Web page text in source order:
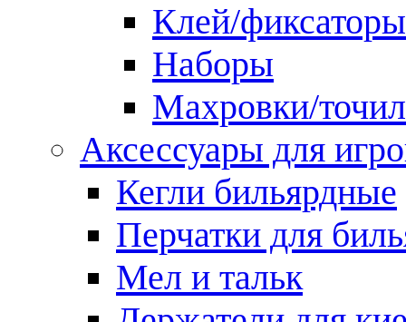
Клей/фиксаторы
Наборы
Махровки/
Аксессуары для
Кегли бильярдные
Перчатки для
Мел и тальк